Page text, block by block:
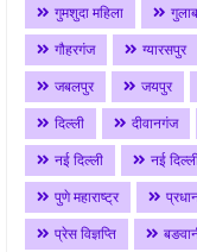
गुमशुदा महिला
गौहरगंज
ग्यारसपुर
जबलपुर
जयपुर
दिल्ली
दीवानगंज
नई दिल्ली
नई
पुणे महाराष्ट्र
प्रेस विज्ञप्ति